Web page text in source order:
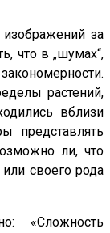
за
что в „шумах“,
растений,
вблизи
представлять
ли, что
своего рода
«Сложность